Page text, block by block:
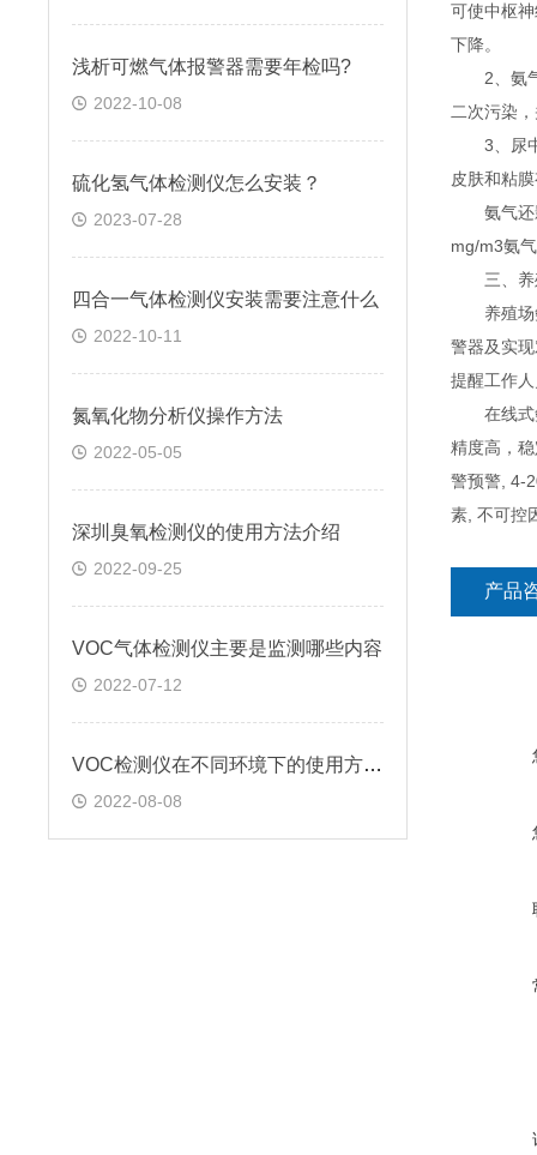
浅析可燃气体报警器需要年检吗?
2022-10-08
硫化氢气体检测仪怎么安装？
2023-07-28
四合一气体检测仪安装需要注意什么
2022-10-11
氮氧化物分析仪操作方法
2022-05-05
深圳臭氧检测仪的使用方法介绍
2022-09-25
VOC气体检测仪主要是监测哪些内容
2022-07-12
VOC检测仪在不同环境下的使用方法?
2022-08-08
可使中枢
下降。
2、氨气
二次污染
3、尿中
皮肤和粘
氨气还影
mg/m3氨
三、养
养殖场氨
警器及实
提醒工作
在线式氨
精度高，
警预警, 4-
素, 不可控
产品